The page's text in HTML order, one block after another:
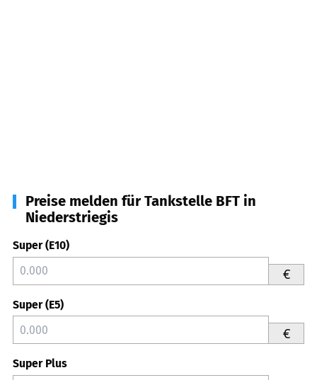
Preise melden für Tankstelle BFT in
Niederstriegis
Super (E10)
€
Super (E5)
€
Super Plus